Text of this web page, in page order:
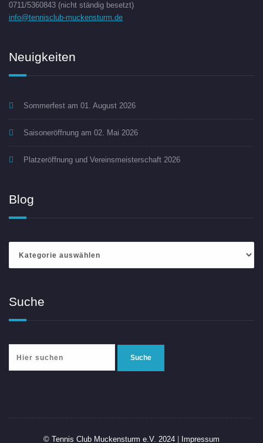
0711/5360843 (nicht ständig besetzt)
info@tennisclub-muckensturm.de
Neuigkeiten
Sommerfest am 01. August 2026
Saisoneröffnung am 02. Mai 2026
Platzeröffnung und Vereinsmeisterschaft 2026
Blog
Suche
© Tennis Club Muckensturm e.V. 2024 Impressum